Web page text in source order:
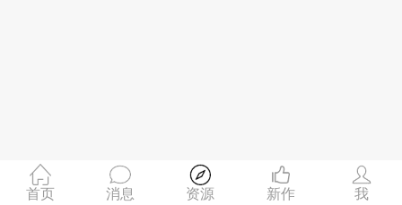
首页 消息 资源 新作 我